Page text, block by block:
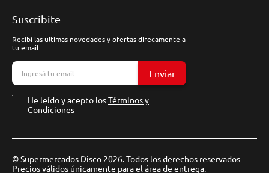
Suscríbite
Recibí las ultimas novedades y ofertas direcamente a
tu email
Enviar
He leído y acepto losTérminos y
Condiciones
© Supermercados Disco 2026. Todos los derechos reservados
Precios válidos únicamente para el área de entrega.